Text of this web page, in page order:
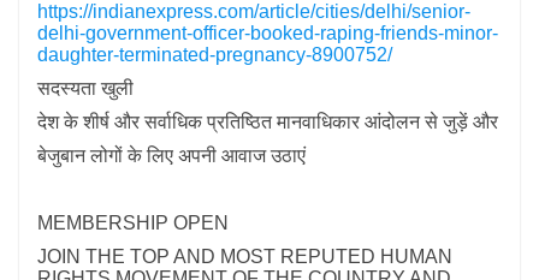
https://indianexpress.com/article/cities/delhi/senior-
delhi-government-officer-booked-raping-friends-minor-
daughter-terminated-pregnancy-8900752/
सदस्यता खुली
देश के शीर्ष और सर्वाधिक प्रतिष्ठित मानवाधिकार आंदोलन से जुड़ें और
बेजुबान लोगों के लिए अपनी आवाज उठाएं
MEMBERSHIP OPEN
JOIN THE TOP AND MOST REPUTED HUMAN